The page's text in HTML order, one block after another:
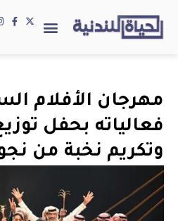
مهرجان الأفلام
فعالياته بحفل
وتكريم نخبة من